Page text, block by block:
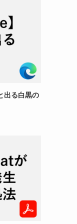
出る白黒の